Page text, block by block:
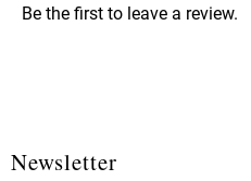
Be the first to leave a review.
Newsletter